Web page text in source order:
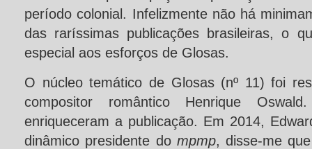
período colonial. Infelizmente não há
das raríssimas publicações brasileiras, o
especial aos esforços de Glosas.
O núcleo temático de Glosas (nº 11) foi
compositor romântico Henrique
enriqueceram a publicação. Em 2014,
dinâmico presidente do mpmp, disse-me